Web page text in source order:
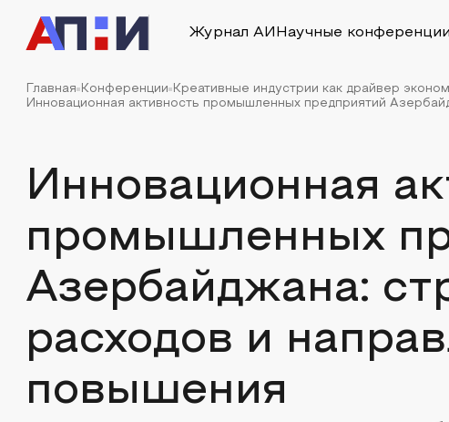
Журнал АИ Научные конференции
Главная Конференции
Креативные индустрии как драйвер
Инновационная активность промышленных предприятий
Инновационная
промышленных
Азербайджана:
расходов и
повышения